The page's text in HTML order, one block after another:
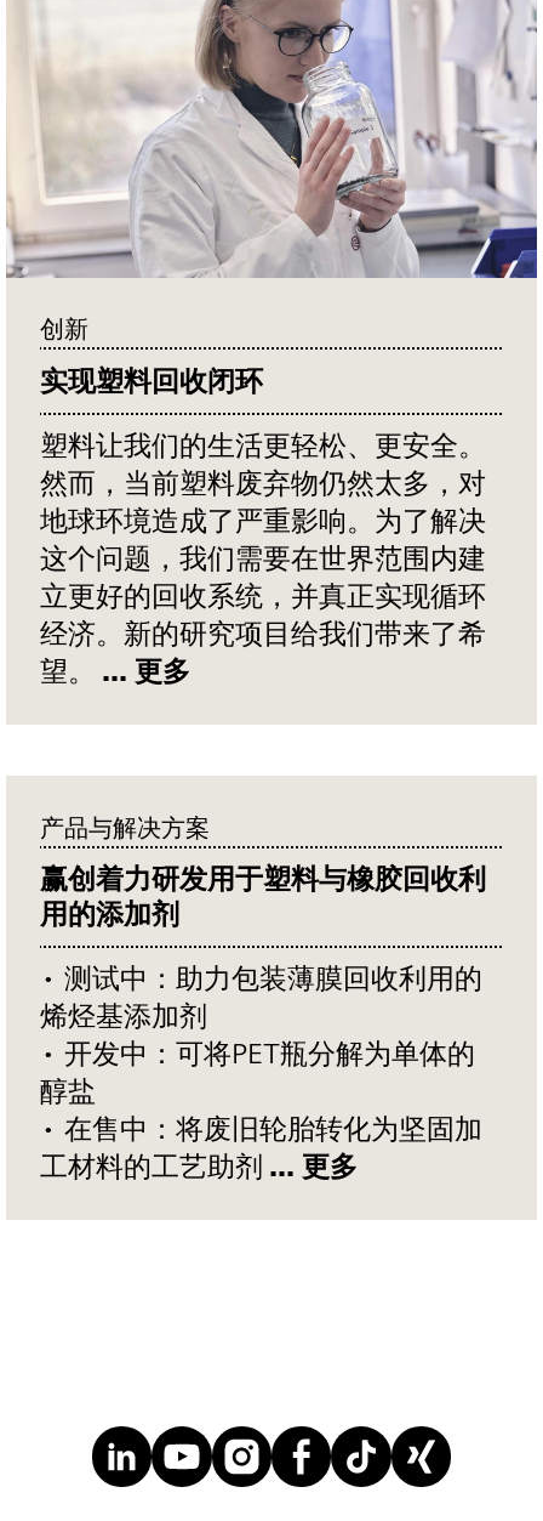
创新
实现塑料回收闭环
塑料让我们的生活更轻松、更安全。
然而，当前塑料废弃物仍然太多，对
地球环境造成了严重影响。为了解决
这个问题，我们需要在世界范围内建
立更好的回收系统，并真正实现循环
经济。新的研究项目给我们带来了希
望。
... 更多
产品与解决方案
赢创着力研发用于塑料与橡胶回收利
用的添加剂
• 测试中：助力包装薄膜回收利用的
烯烃基添加剂
• 开发中：可将PET瓶分解为单体的
醇盐
• 在售中：将废旧轮胎转化为坚固加
工材料的工艺助剂 ... 更多